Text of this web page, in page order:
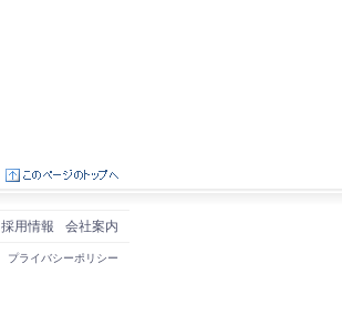
会社案内
採用情報
プライバシーポリシー